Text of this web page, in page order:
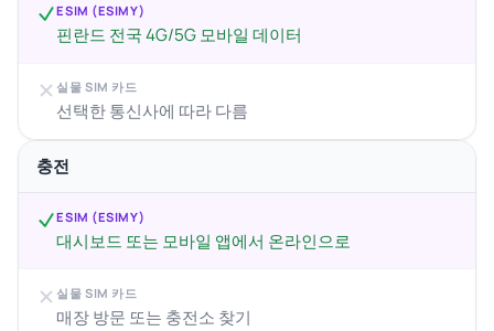
ESIM (ESIMY)
핀란드 전국 4G/5G 모바일 데이터
실물 SIM 카드
선택한 통신사에 따라 다름
충전
ESIM (ESIMY)
대시보드 또는 모바일 앱에서 온라인으로
실물 SIM 카드
매장 방문 또는 충전소 찾기